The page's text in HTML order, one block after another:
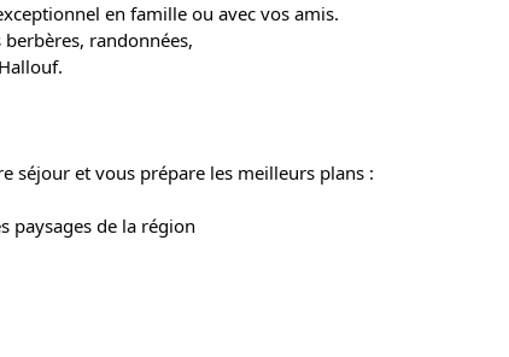
en famille ou avec vos amis.
randonnées,
séjour et vous prépare les meilleurs plans :
paysages de la région